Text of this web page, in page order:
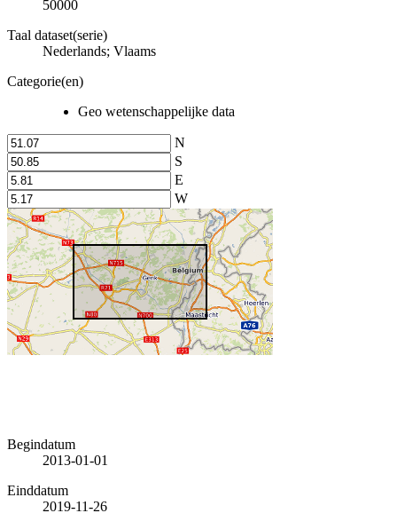
50000
Taal dataset(serie)
Nederlands; Vlaams
Categorie(en)
Geo wetenschappelijke data
N
S
E
W
Begindatum
2013-01-01
Einddatum
2019-11-26